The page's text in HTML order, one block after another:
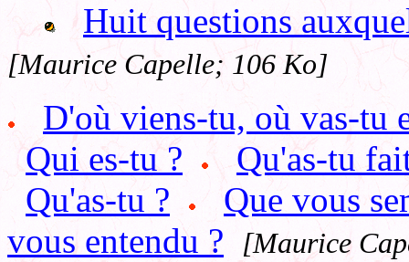
Huit questions
[Maurice Capelle; 106 Ko]
D'où viens-tu, où vas-tu
Qui es-tu ?
Qu'as-tu
Qu'as-tu ?
Que vous
vous entendu ?
[Maurice